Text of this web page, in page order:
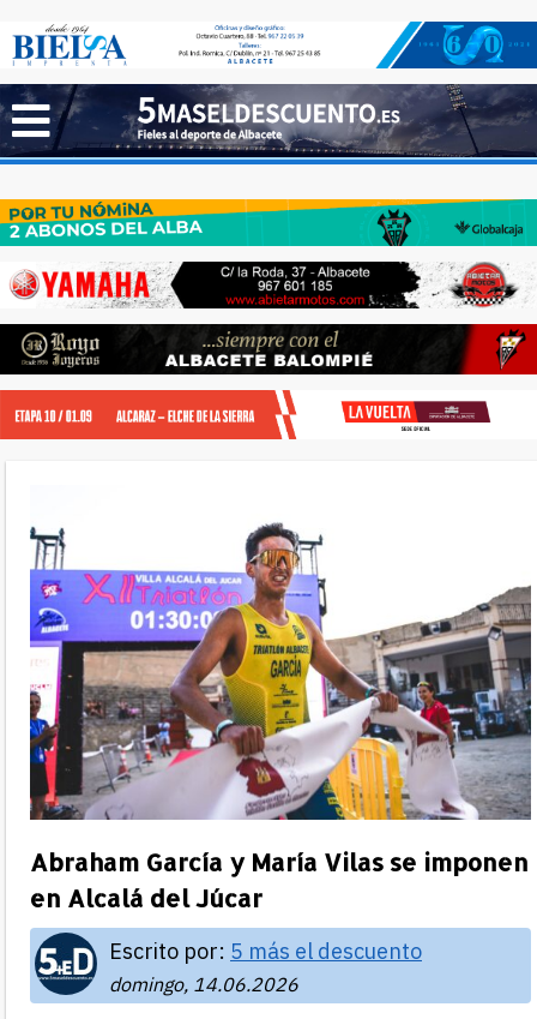
Abraham García y María Vilas se imponen
en Alcalá del Júcar
Escrito por: 5 más el descuento
domingo, 14.06.2026